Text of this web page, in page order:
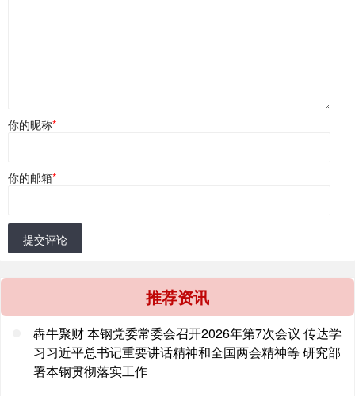
你的昵称*
你的邮箱*
提交评论
推荐资讯
犇牛聚财 本钢党委常委会召开2026年第7次会议 传达学
习习近平总书记重要讲话精神和全国两会精神等 研究部
署本钢贯彻落实工作